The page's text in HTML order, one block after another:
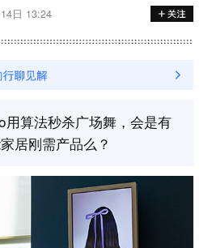
日 13:24
用算法秒杀广场舞，会是有
居刚需产品么？